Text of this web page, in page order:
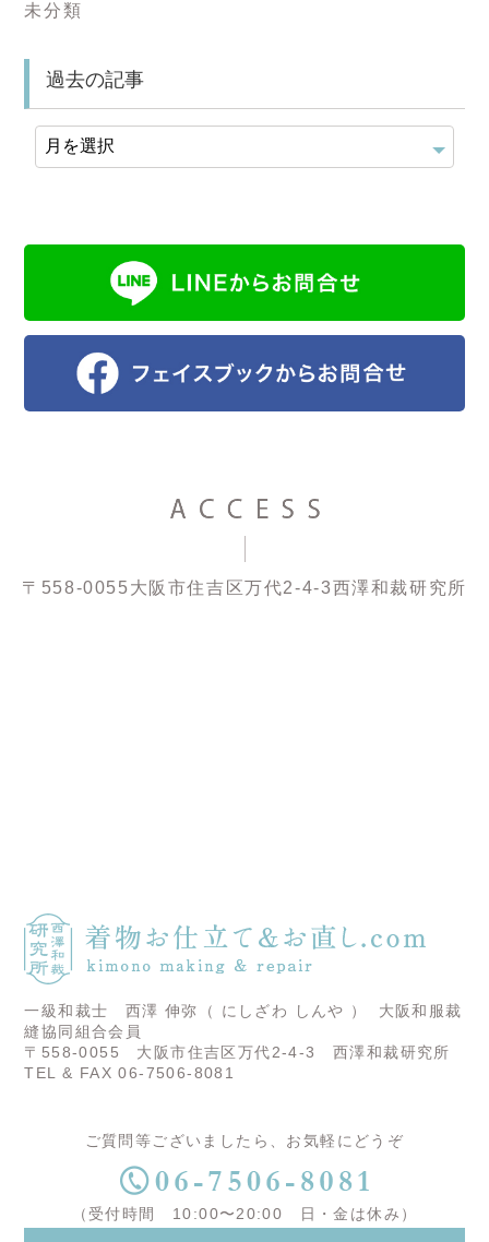
未分類
過去の記事
〒558-0055大阪市住吉区万代2-4-3西澤和裁研究所
一級和裁士 西澤 伸弥（ にしざわ しんや ）
大阪和服裁
縫協同組合会員
〒558-0055 大阪市住吉区万代2-4-3 西澤和裁研究所
TEL & FAX 06-7506-8081
ご質問等ございましたら、お気軽にどうぞ
（受付時間 10:00〜20:00 日・金は休み）